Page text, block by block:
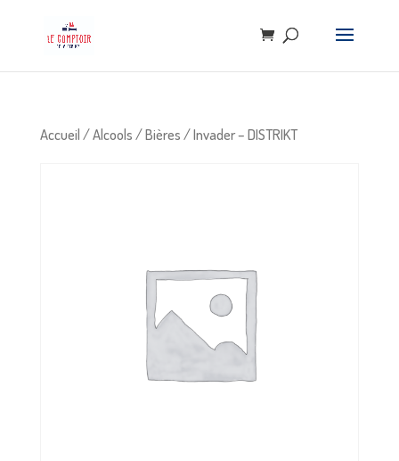
Accueil/Alcools/Bières/ Invader – DISTRIKT